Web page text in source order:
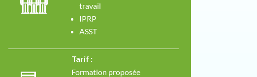
travail
IPRP
ASST
Tarif :
Formation proposée